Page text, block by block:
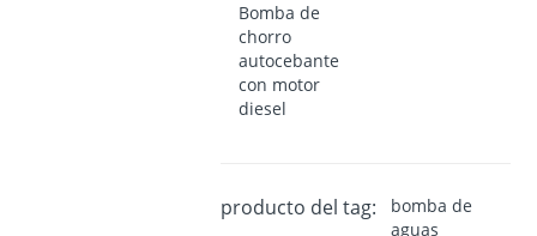
Bomba de
chorro
autocebante
con motor
diesel
producto del tag:
bomba de
aguas